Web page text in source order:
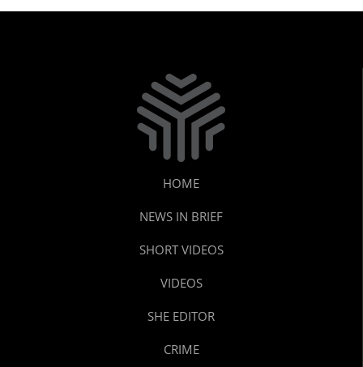
HOME
NEWS IN BRIEF
SHORT VIDEOS
VIDEOS
SHE EDITOR
CRIME